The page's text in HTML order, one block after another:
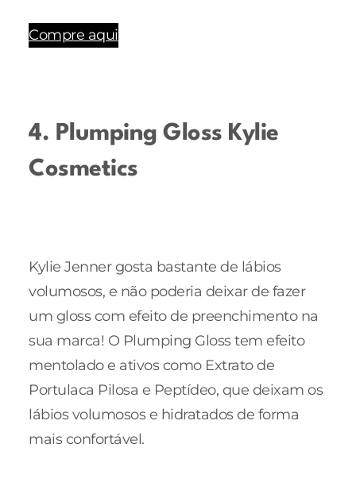
Compre aqui
4. Plumping Gloss Kylie
Cosmetics
Kylie Jenner gosta bastante de lábios
volumosos, e não poderia deixar de fazer
um gloss com efeito de preenchimento na
sua marca! O Plumping Gloss tem efeito
mentolado e ativos como Extrato de
Portulaca Pilosa e Peptídeo, que deixam os
lábios volumosos e hidratados de forma
mais confortável.